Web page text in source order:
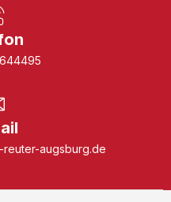
augsburg.de